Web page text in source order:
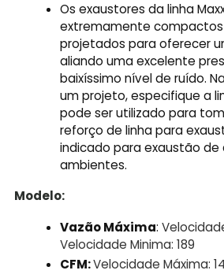
Os exaustores da linha
extremamente
projetados para oferecer
aliando uma excelente
baixíssimo nível de ruído.
um projeto, especifique a
pode ser utilizado para
reforço de linha para
indicado para exaustão de
ambientes.
Modelo:
Vazão Máxima:
Velocidade Minima: 189
CFM:Velocidade Máxima: